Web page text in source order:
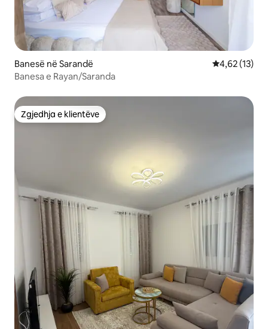
Banesë në Sarandë Vlerësimi
4,62 (13)
Banesa e Rayan/Saranda
Zgjedhja e klientëve
Zgjedhja e klientëve